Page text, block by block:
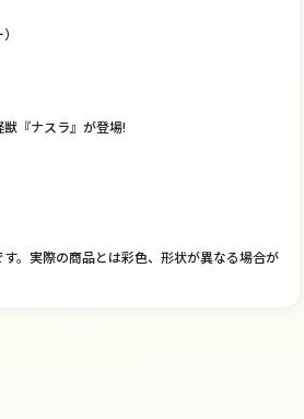
『ナスラ』が登場!
。実際の商品とは彩色、形状が異なる場合が